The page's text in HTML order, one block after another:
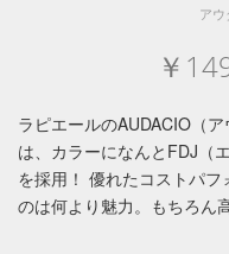
アウ
￥
ラピエールのAUDACIO（
は、カラーになんとFDJ（
を採用！ 優れたコストパ
のは何より魅力。もちろん